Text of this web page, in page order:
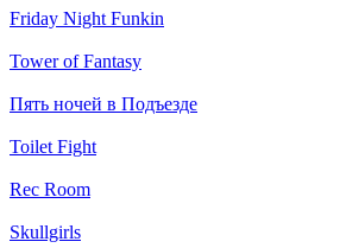
Friday Night Funkin
Tower of Fantasy
Пять ночей в Подъезде
Toilet Fight
Rec Room
Skullgirls